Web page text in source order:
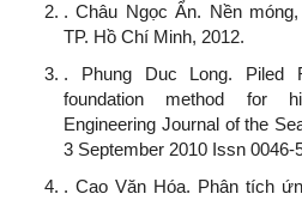
. Châu Ngọc Ẩn. Nền
TP. Hồ Chí Minh, 2012.
. Phung Duc Long. Piled
foundation method for
Engineering Journal of the
3 September 2010 Issn 0046-
. Cao Văn Hóa. Phân tích